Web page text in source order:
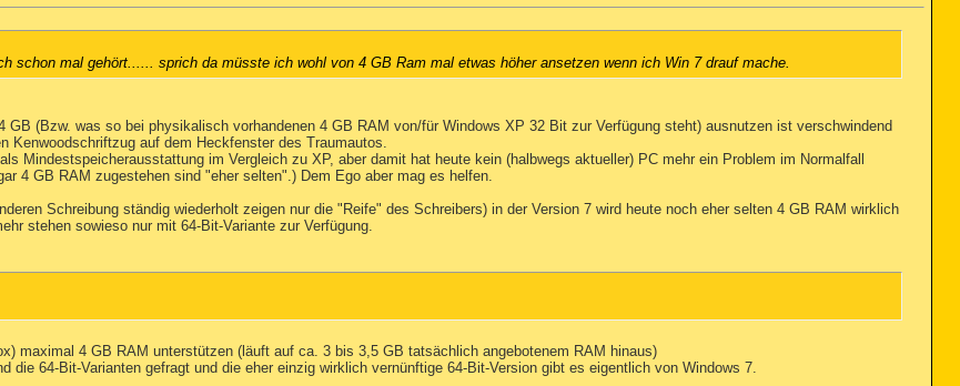
schon mal gehört...... sprich da müsste ich wohl von 4 GB Ram mal etwas höher ansetzen wenn ich Win 7 drauf mache.
GB (Bzw. was so bei physikalisch vorhandenen 4 GB RAM von/für Windows XP 32 Bit zur Verfügung steht) ausnutzen ist verschwindend
Kenwoodschriftzug auf dem Heckfenster des Traumautos.
Mindestspeicherausstattung im Vergleich zu XP, aber damit hat heute kein (halbwegs aktueller) PC mehr ein Problem im Normalfall
4 GB RAM zugestehen sind "eher selten".) Dem Ego aber mag es helfen.
Schreibung ständig wiederholt zeigen nur die "Reife" des Schreibers) in der Version 7 wird heute noch eher selten 4 GB RAM wirklich
stehen sowieso nur mit 64-Bit-Variante zur Verfügung.
maximal 4 GB RAM unterstützen (läuft auf ca. 3 bis 3,5 GB tatsächlich angebotenem RAM hinaus)
die 64-Bit-Varianten gefragt und die eher einzig wirklich vernünftige 64-Bit-Version gibt es eigentlich von Windows 7.